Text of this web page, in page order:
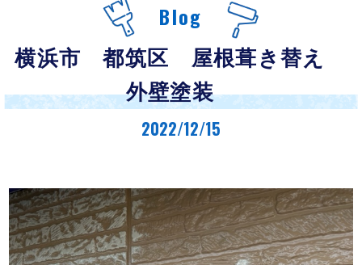
Blog
横浜市 都筑区 屋根葺き替え
外壁塗装
2022/12/15